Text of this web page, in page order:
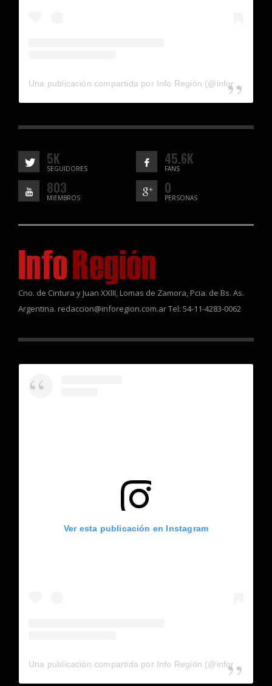
Una publicación compartida por Info Región (@inforegion_redes)
5K
SEGUIDORES
45.6K
FANS
803
MIEMBROS
0
PERSONAS
Cno. de Cintura y Juan XXIII, Lomas de Zamora, Pcia. de Bs. As.
Argentina. redaccion@inforegion.com.ar Tel: 54-11-4283-0062
Ver esta publicación en Instagram